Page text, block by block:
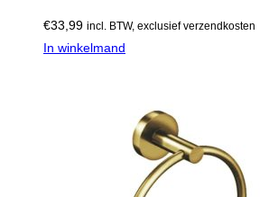
€33,99 incl. BTW, exclusief verzendkosten
In winkelmand